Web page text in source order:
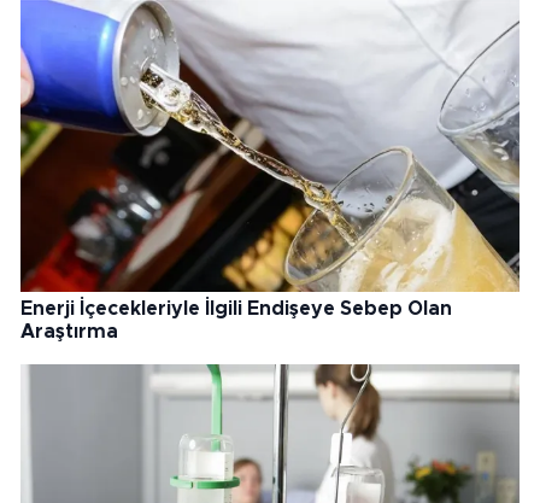
Enerji İçecekleriyle İlgili Endişeye Sebep Olan
Araştırma